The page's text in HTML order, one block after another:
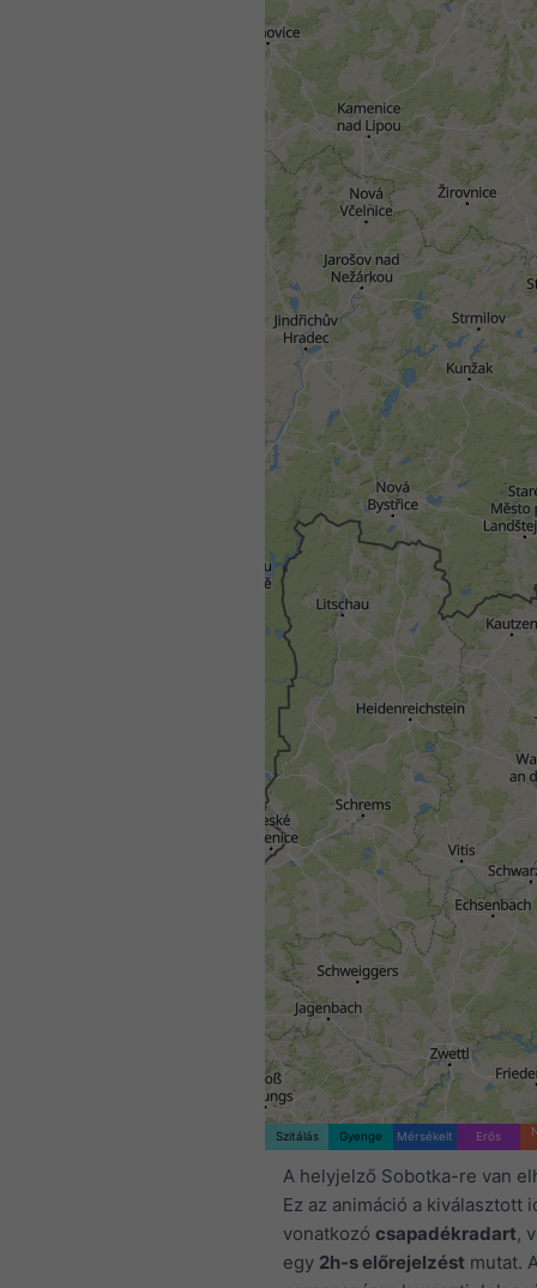
Szitálás Gyenge Mérsékelt Erős
A helyjelző Sobotka-re van
Ez az animáció a kiválasztott
vonatkozó csapadékradart,
egy 2h-s előrejelzést mutat.